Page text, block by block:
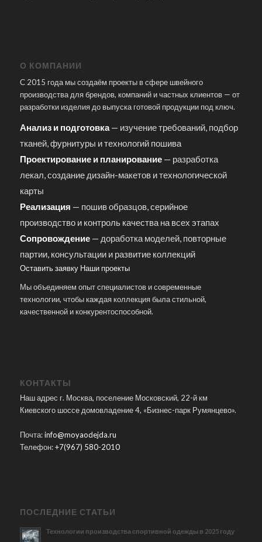
О КОМПАНИИ
С 2015 года мы создаём проекты в сфере швейного
производства для брендов, компаний и частных клиентов — от
разработки изделия до выпуска готовой продукции под ключ.
Анализ и подготовка— изучение требований, подбор
тканей, фурнитуры и технологий пошива
Проектирование и планирование— разработка
лекал, создание дизайн-макетов и технологической
карты
Реализация — пошив образцов, серийное
производство и контроль качества на всех этапах
Сопровождение— доработка моделей, повторные
партии, консультации и развитие коллекций
Оставить заявку Наши проекты
Мы объединяем опыт специалистов и современные
технологии, чтобы каждая коллекция была стильной,
качественной и конкурентоспособной.
КОНТАКТЫ
Наш адрес г. Москва, поселение Московский, 22-й км
Киевского шоссе домовладение 4, «Бизнес-парк Румянцево».
Почта:info@moyaodejda.ru
Телефон:+7(967) 580-2010
ПОСЛЕДНИЕ СТАТЬИ
Технологии производства спортивной одежды в 2025 году